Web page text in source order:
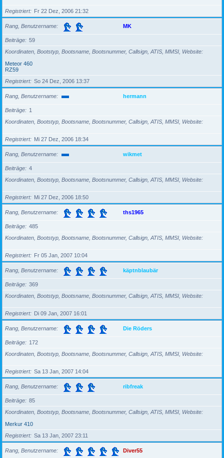
Registriert Fr 22 Dez, 2006 21:32
Rang, Benutzername MK
Beiträge
59
Koordinaten, Bootstyp, Bootsname, Bootsnummer, Callsign, ATIS, MMSI, Website
Meteor 460
RZ59
Registriert
So 24 Dez, 2006 13:37
Rang, Benutzername hermann
Beiträge
1
Koordinaten, Bootstyp, Bootsname, Bootsnummer, Callsign, ATIS, MMSI, Website
Registriert Mi 27 Dez, 2006 18:34
Rang, Benutzername wikmet
Beiträge
4
Koordinaten, Bootstyp, Bootsname, Bootsnummer, Callsign, ATIS, MMSI, Website
Registriert Mi 27 Dez, 2006 18:50
Rang, Benutzername ths1965
Beiträge
485
Koordinaten, Bootstyp, Bootsname, Bootsnummer, Callsign, ATIS, MMSI, Website
Registriert Fr 05 Jan, 2007 10:04
Rang, Benutzername käptnblaubär
Beiträge
369
Koordinaten, Bootstyp, Bootsname, Bootsnummer, Callsign, ATIS, MMSI, Website
Registriert Di 09 Jan, 2007 16:01
Rang, Benutzername Die Röders
Beiträge
172
Koordinaten, Bootstyp, Bootsname, Bootsnummer, Callsign, ATIS, MMSI, Website
Registriert Sa 13 Jan, 2007 14:04
Rang, Benutzername ribfreak
Beiträge
85
Koordinaten, Bootstyp, Bootsname, Bootsnummer, Callsign, ATIS, MMSI, Website
Merkur 410
Registriert
Sa 13 Jan, 2007 23:11
Rang, Benutzername Diver55